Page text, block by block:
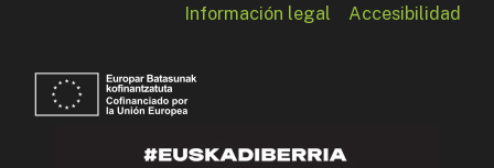
Información legal Accesibilidad